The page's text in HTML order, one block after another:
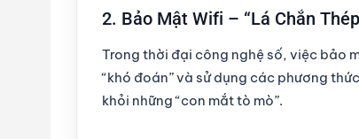
2. Bảo Mật Wifi – “Lá Chắn
Trong thời đại công nghệ số, việc bảo
“khó đoán” và sử dụng các phương
khỏi những “con mắt tò mò”.